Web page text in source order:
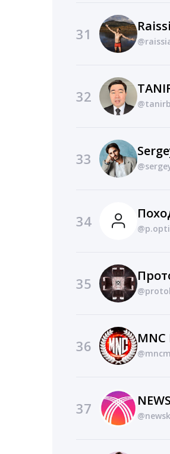
31
32
33
34
35
36
37